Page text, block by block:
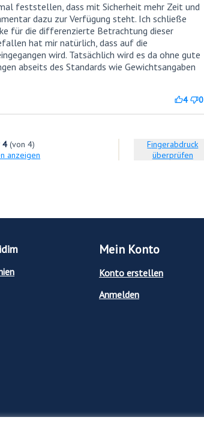
feststellen, dass mit Sicherheit mehr Zeit und
dazu zur Verfügung steht. Ich schließe
für die differenzierte Betrachtung dieser
hat mir natürlich, dass auf die
wird. Tatsächlich wird es da ohne gute
abseits des Standards wie Gewichtsangaben
4 0
4(von 4)
anzeigen
Fingerabdruck
überprüfen
Mein Konto
Konto erstellen
Anmelden